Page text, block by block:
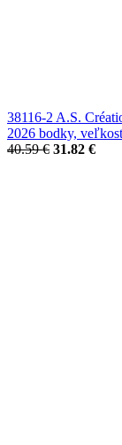
38116-2 A.S.
2026 bodky,
40.59 € 31.82 €